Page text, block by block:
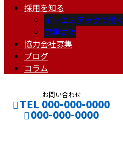
採用を知る
イーエステックで働く
募集要項
協力会社募集
ブログ
コラム
お問い合わせ
TEL 000-000-0000
000-000-0000